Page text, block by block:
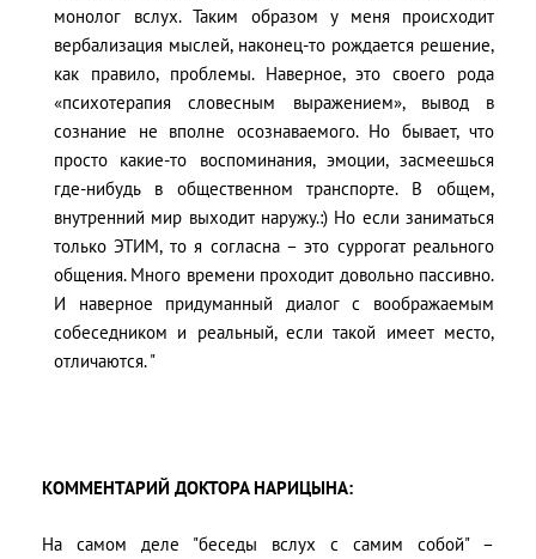
монолог вслух. Таким образом у меня происходит
вербализация мыслей, наконец-то рождается решение,
как правило, проблемы. Наверное, это своего рода
«психотерапия словесным выражением», вывод в
сознание не вполне осознаваемого. Но бывает, что
просто какие-то воспоминания, эмоции, засмеешься
где-нибудь в общественном транспорте. В общем,
внутренний мир выходит наружу.:) Но если заниматься
только ЭТИМ, то я согласна – это суррогат реального
общения. Много времени проходит довольно пассивно.
И наверное придуманный диалог с воображаемым
собеседником и реальный, если такой имеет место,
отличаются. "
КОММЕНТАРИЙ ДОКТОРА НАРИЦЫНА:
На самом деле "беседы вслух с самим собой" –